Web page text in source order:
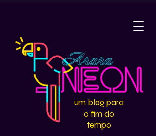
um blog para
o fim do
tempo